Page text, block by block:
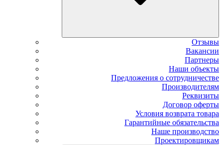
Отзывы
Вакансии
Партнеры
Наши объекты
Предложения о сотрудничестве
Производителям
Реквизиты
Договор оферты
Условия возврата товара
Гарантийные обязательства
Наше производство
Проектировщикам